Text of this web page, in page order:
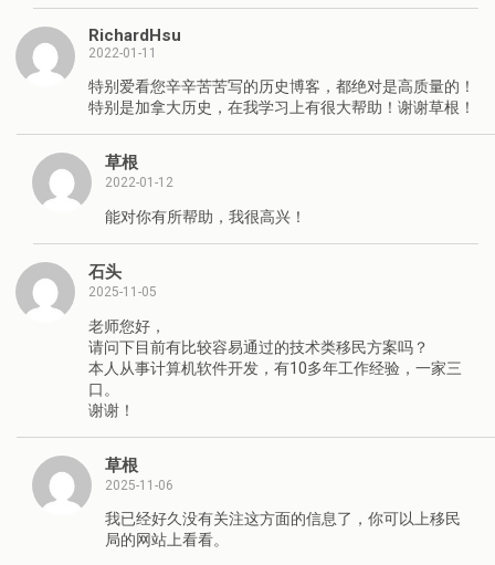
RichardHsu
2022-01-11
特别爱看您辛辛苦苦写的历史博客，都绝对是高质量的！
特别是加拿大历史，在我学习上有很大帮助！谢谢草根！
草根
2022-01-12
能对你有所帮助，我很高兴！
石头
2025-11-05
老师您好，
请问下目前有比较容易通过的技术类移民方案吗？
本人从事计算机软件开发，有10多年工作经验，一家三
口。
谢谢！
草根
2025-11-06
我已经好久没有关注这方面的信息了，你可以上移民
局的网站上看看。